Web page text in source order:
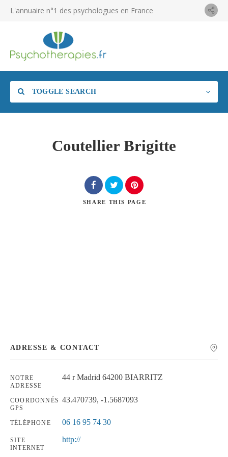
L'annuaire n°1 des psychologues en France
TOGGLE SEARCH
Coutellier Brigitte
SHARE THIS PAGE
ADRESSE & CONTACT
NOTRE
ADRESSE
44 r Madrid 64200 BIARRITZ
COORDONNÉS
GPS
43.470739, -1.5687093
TÉLÉPHONE 06 16 95 74 30
SITE
INTERNET
http://